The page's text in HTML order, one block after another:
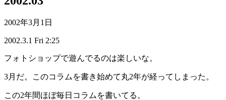
2002年3月1日
2002.3.1 Fri 2:25
フォトショップで遊んでるのは楽しいな。
3月だ。このコラムを書き始めて丸2年が経ってしまった。
この2年間ほぼ毎日コラムを書いてる。